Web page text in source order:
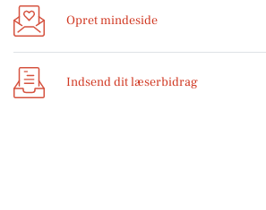
Opret mindeside
Indsend dit læserbidrag